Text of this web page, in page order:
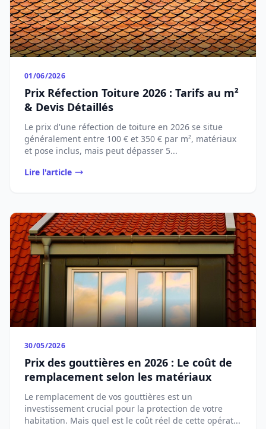
01/06/2026
Prix Réfection Toiture 2026 : Tarifs au m²
& Devis Détaillés
Le prix d'une réfection de toiture en 2026 se situe
généralement entre 100 € et 350 € par m², matériaux
et pose inclus, mais peut dépasser 5...
Lire l'article
30/05/2026
Prix des gouttières en 2026 : Le coût de
remplacement selon les matériaux
Le remplacement de vos gouttières est un
investissement crucial pour la protection de votre
habitation. Mais quel est le coût réel de cette opérat...